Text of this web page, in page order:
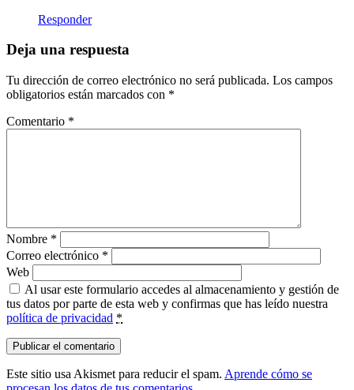
Responder
Deja una respuesta
Tu dirección de correo electrónico no será publicada. Los campos
obligatorios están marcados con *
Comentario *
Nombre *
Correo electrónico *
Web
Al usar este formulario accedes al almacenamiento y gestión de
tus datos por parte de esta web y confirmas que has leído nuestra
política de privacidad *
Este sitio usa Akismet para reducir el spam. Aprende cómo se